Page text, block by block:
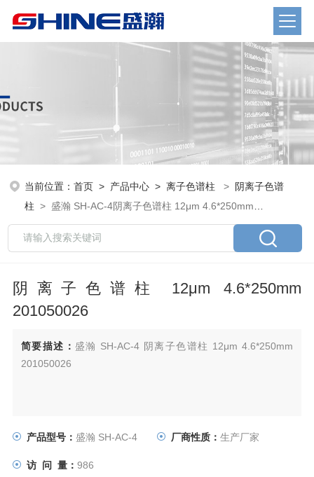
当前位置：首页 > 产品中心 >离子色谱柱 > 阴离子色谱
柱 > 盛瀚 SH-AC-4阴离子色谱柱 12μm 4.6*250mm
201050026
阴离子色谱柱 12μm 4.6*250mm
201050026
简要描述： 盛瀚 SH-AC-4 阴离子色谱柱 12μm 4.6*250mm
201050026
产品型号： 盛瀚 SH-AC-4 厂商性质： 生产厂家
访 问 量： 986